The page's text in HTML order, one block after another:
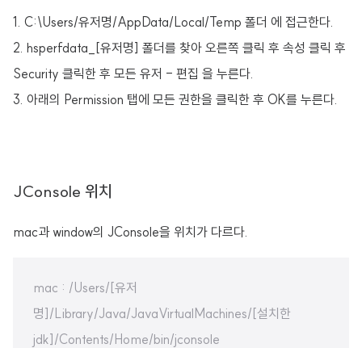
1. C:\Users/유저명/AppData/Local/Temp 폴더 에 접근한다.
2. hsperfdata_[유저명] 폴더를 찾아 오른쪽 클릭 후 속성 클릭 후
Security 클릭한 후 모든 유저 - 편집 을 누른다.
3. 아래의 Permission 탭에 모든 권한을 클릭한 후 OK를 누른다.
JConsole 위치
mac과 window의 JConsole을 위치가 다르다.
mac : /Users/[유저
명]/Library/Java/JavaVirtualMachines/[설치한
jdk]/Contents/Home/bin/jconsole